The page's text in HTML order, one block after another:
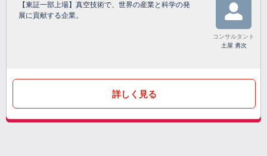
【東証一部上場】真空技術で、世界の産業と科学の発
展に貢献する企業。
コンサルタント
土屋 勇次
詳しく見る